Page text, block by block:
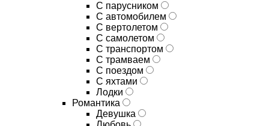
С парусником
С автомобилем
С вертолетом
С самолетом
С транспортом
С трамваем
С поездом
С яхтами
Лодки
Романтика
Девушка